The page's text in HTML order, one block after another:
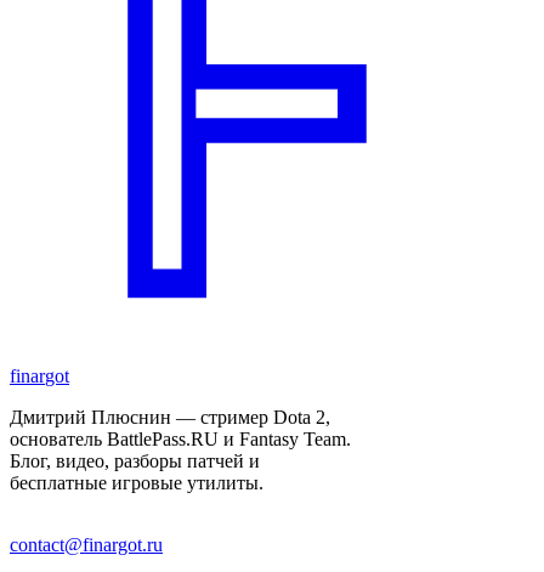
finargot
Дмитрий Плюснин — стример Dota 2,
основатель BattlePass.RU и Fantasy Team.
Блог, видео, разборы патчей и
бесплатные игровые утилиты.
contact@finargot.ru